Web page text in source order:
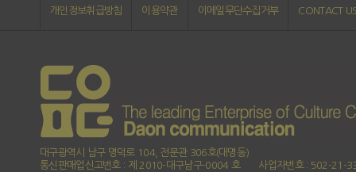
개인정보취급방침 이용약관 이메일무단수집거부 CONTACT
대구광역시 남구 명덕로 104, 전문관 306호(대명동)
통신판매업신고번호 : 제 2010-대구남구-0004 호
사업자번호 : 502-21-